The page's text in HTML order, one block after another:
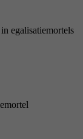
egalisatiemortels